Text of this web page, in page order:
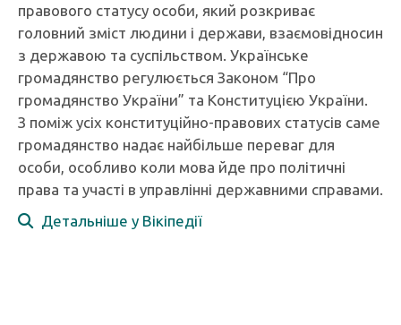
правового статусу особи, який розкриває
головний зміст людини і держави, взаємовідносин
з державою та суспільством. Українське
громадянство регулюється Законом “Про
громадянство України” та Конституцією України.
З поміж усіх конституційно-правових статусів саме
громадянство надає найбільше переваг для
особи, особливо коли мова йде про політичні
права та участі в управлінні державними справами.
Детальніше у Вікіпедії